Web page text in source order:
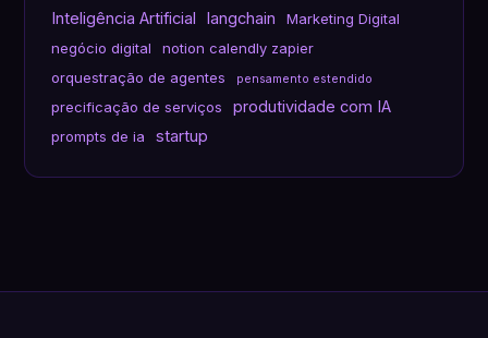
Inteligência Artificial langchain
Marketing Digital
negócio digital
notion calendly zapier
orquestração de agentes
pensamento estendido
precificação de serviços produtividade com IA
prompts de ia startup